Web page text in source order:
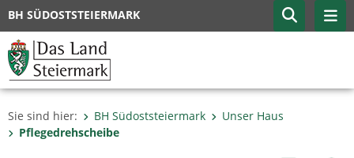
BH SÜDOSTSTEIERMARK
Sie sind hier: BH Südoststeiermark
Unser Haus
Pflegedrehscheibe